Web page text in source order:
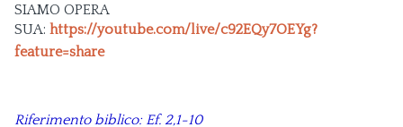
SIAMO OPERA
SUA: https://youtube.com/live/c92EQy7OEYg?
feature=share
Riferimento biblico: Ef. 2,1-10